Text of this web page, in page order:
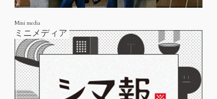
Mini media
ミニメディア